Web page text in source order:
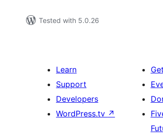
Tested with 5.0.26
Learn
Support
Developers
WordPress.tv ↗